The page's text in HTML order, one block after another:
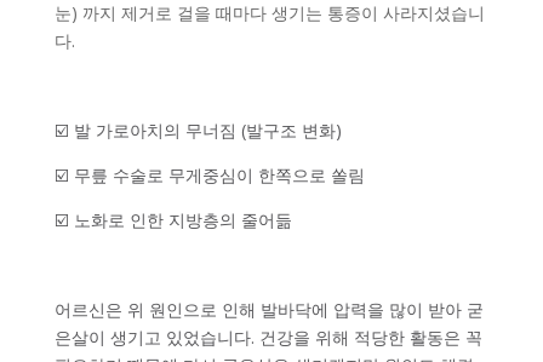
눈) 까지 제거로 걸을 때마다 생기는 통증이 사라지셨습니
다.
☑️ 발 가로아치의 무너짐 (발구조 변화)
☑️ 무릎 수술로 무게중심이 한쪽으로 쏠림
☑️ 노화로 인한 지방층의 줄어듦
어르신은 위 원인으로 인해 발바닥에 압력을 많이 받아 굳
은살이 생기고 있었습니다. 건강을 위해 적당한 활동은 꼭